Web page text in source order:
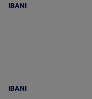
IBANI
IBANI